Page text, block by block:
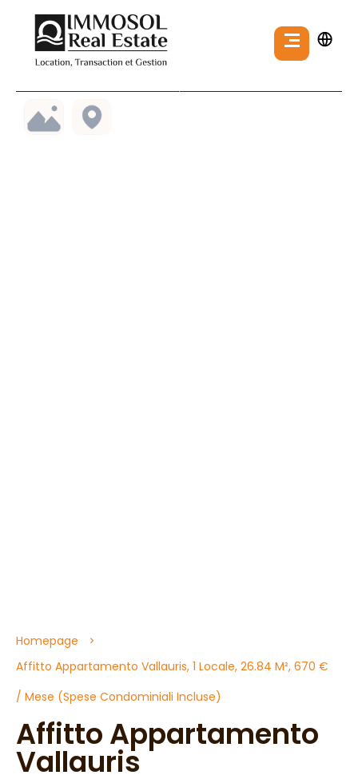
Homepage
Affitto Appartamento Vallauris, 1 Locale, 26.84 M², 670 €
/ Mese (Spese Condominiali Incluse)
Affitto Appartamento
Vallauris